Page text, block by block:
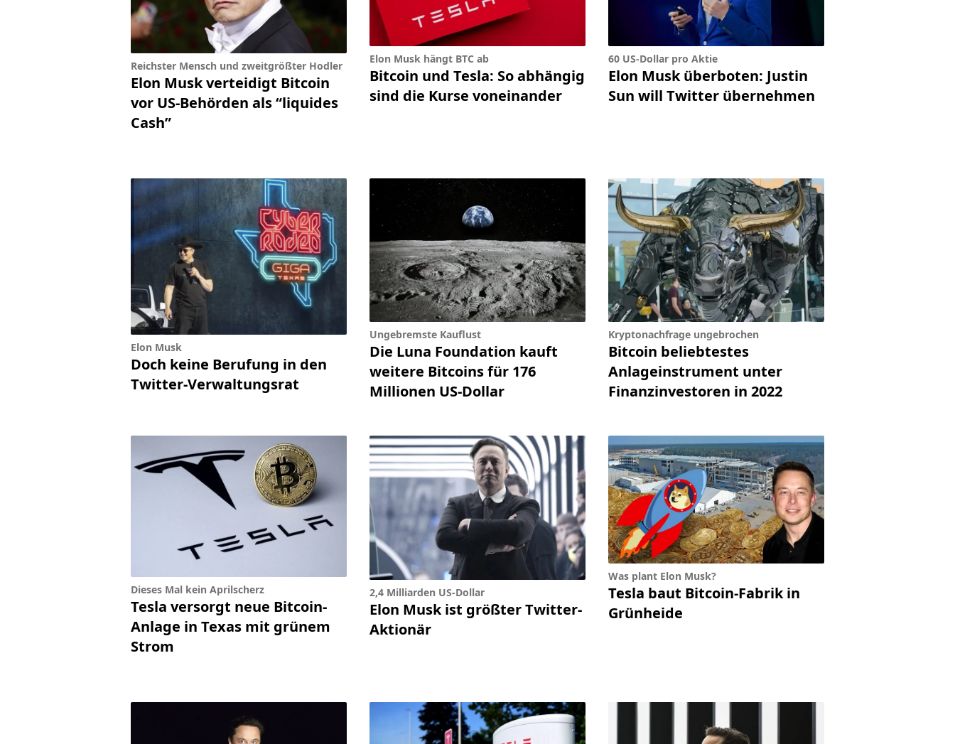
Reichster Mensch und zweitgrößter Hodler
Elon Musk verteidigt Bitcoin
vor US-Behörden als “liquides
Cash”
Elon Musk hängt BTC ab
Bitcoin und Tesla: So abhängig
sind die Kurse voneinander
60 US-Dollar pro Aktie
Elon Musk überboten: Justin
Sun will Twitter übernehmen
Elon Musk
Doch keine Berufung in den
Twitter-Verwaltungsrat
Ungebremste Kauflust
Die Luna Foundation kauft
weitere Bitcoins für 176
Millionen US-Dollar
Kryptonachfrage ungebrochen
Bitcoin beliebtestes
Anlageinstrument unter
Finanzinvestoren in 2022
Dieses Mal kein Aprilscherz
Tesla versorgt neue Bitcoin-
Anlage in Texas mit grünem
Strom
2,4 Milliarden US-Dollar
Elon Musk ist größter Twitter-
Aktionär
Was plant Elon Musk?
Tesla baut Bitcoin-Fabrik in
Grünheide